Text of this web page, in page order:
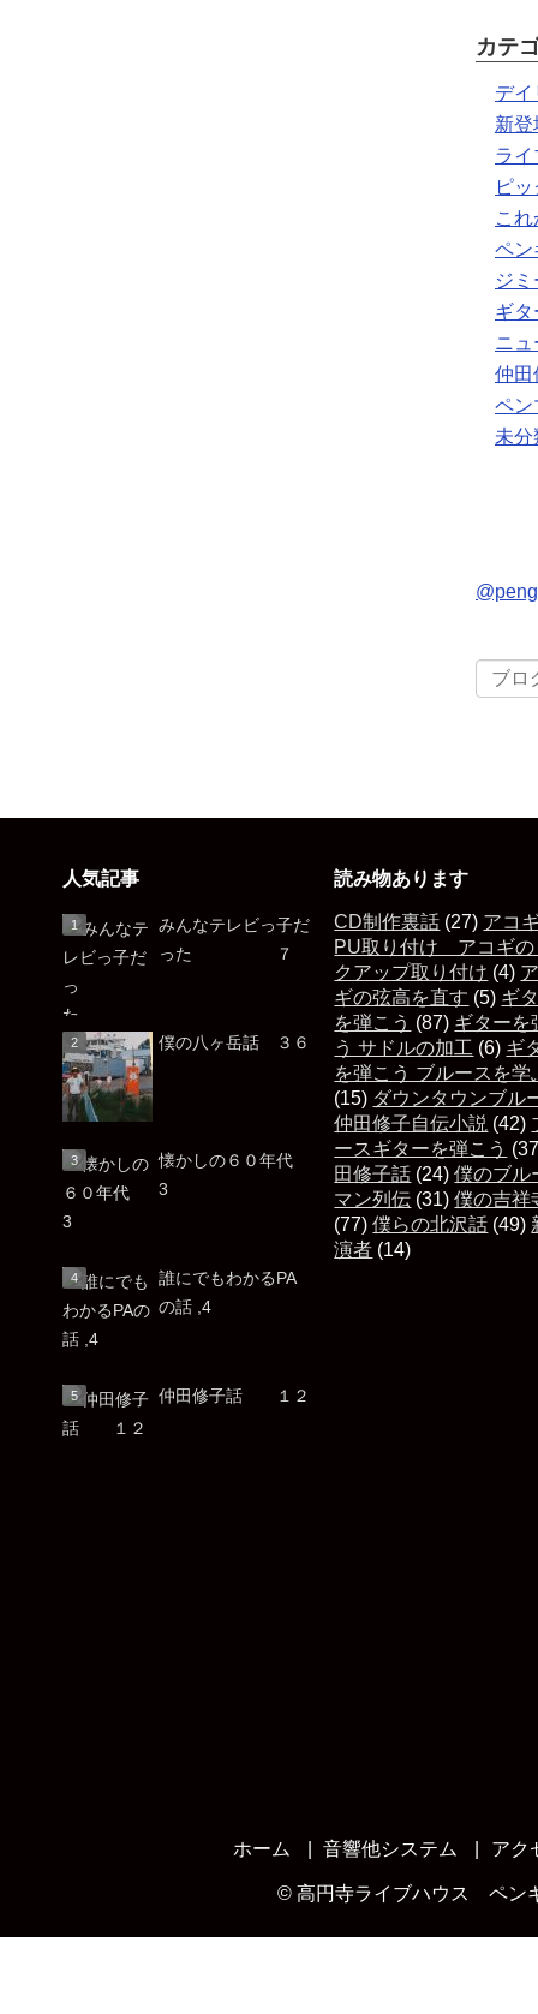
カテ
デイ
新登
ライ
ピ
こ
ペン
ジ
ギタ
ニュ
仲田
ペン
未分
人気記事
みんなテレビっ子だ
った ７
僕の八ヶ岳話 ３６
懐かしの６０年代
3
誰にでもわかるPA
の話 ,4
仲田修子話 １２
読み物あります
CD制作裏話 (27) アコ
PU取り付け アコギの
クアップ取り付け (4)
ギの弦高を直す (5) ギ
を弾こう (87) ギターを
う サドルの加工 (6) ギ
を弾こう ブルースを学
(15) ダウンタウンブル
仲田修子自伝小説 (42)
ースギターを弾こう
田修子話 (24)僕のブル
マン列伝 (31)僕の吉祥
(77)僕らの北沢話 (49)
演者 (14)
ホーム 音響他システム アク
© 高円寺ライブハウス ペン